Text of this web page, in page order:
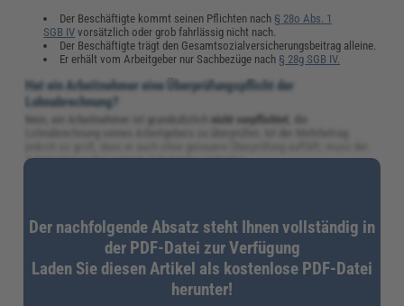
Der Beschäftigte kommt seinen Pflichten nach § 28o Abs. 1
SGB IV vorsätzlich oder grob fahrlässig nicht nach.
Der Beschäftigte trägt den Gesamtsozialversicherungsbeitrag alleine.
Er erhält vom Arbeitgeber nur Sachbezüge nach § 28g SGB IV.
Der nachfolgende Absatz steht Ihnen vollständig in
der PDF-Datei zur Verfügung
Laden Sie diesen Artikel als kostenlose PDF-Datei
herunter!
Hat ein Arbeitnehmer eine Überprüfungspflicht der
Lohnabrechnung?
Nein, ein Arbeitnehmer ist grundsätzlich nicht verpflichtet
Arbeitnehmer dies seinem Arbeitgeber mitteilen.
Die gesetzlichen Verjährungsfristen betragen nach§ 195 BGB drei Jahre.
Nach Ablauf von drei Jahren, in dem der Anspruch entstanden ist, kann der
Arbeitgeber einen Rückzahlungsanspruch nicht mehr durchsetzen.
Darüber hinaus sind in Arbeitsverträgen oder Tarifverträgen üblicherweise
festgehalten. Auf zu viel gezahlte Entgelte